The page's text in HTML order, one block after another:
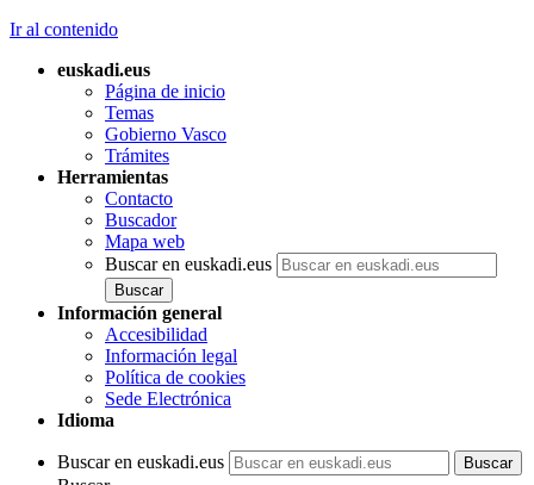
Ir al contenido
euskadi.eus
Página de inicio
Temas
Gobierno Vasco
Trámites
Herramientas
Contacto
Buscador
Mapa web
Buscar en euskadi.eus
Información general
Accesibilidad
Información legal
Política de cookies
Sede Electrónica
Idioma
Buscar en euskadi.eus